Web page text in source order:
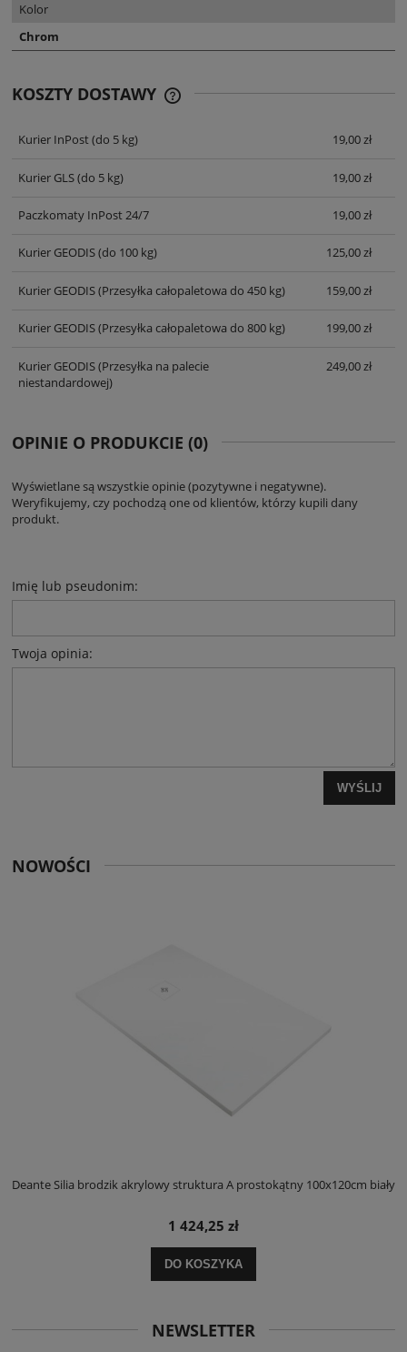
Kolor
Chrom
KOSZTY DOSTAWY
Kurier InPost(do 5 kg) 19,00 zł
Kurier GLS(do 5 kg) 19,00 zł
Paczkomaty InPost 24/7 19,00 zł
Kurier GEODIS(do 100 kg) 125,00 zł
Kurier GEODIS(Przesyłka całopaletowa do 450 kg) 159,00 zł
Kurier GEODIS(Przesyłka całopaletowa do 800 kg) 199,00 zł
Kurier GEODIS(Przesyłka na palecie
niestandardowej)
249,00 zł
OPINIE O PRODUKCIE (0)
Wyświetlane są wszystkie opinie (pozytywne i negatywne).
Weryfikujemy, czy pochodzą one od klientów, którzy kupili dany
produkt.
Imię lub pseudonim:
Twoja opinia:
WYŚLIJ
NOWOŚCI
Deante Silia brodzik akrylowy struktura A prostokątny 100x120cm biały
1 424,25 zł
DO KOSZYKA
NEWSLETTER